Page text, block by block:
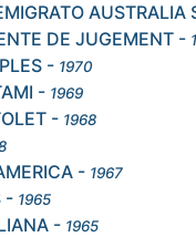
DE JUGEMENT -
- 1970
- 1969
- 1968
- 1967
- 1965
- 1965